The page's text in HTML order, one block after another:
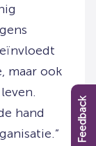
maar ook
hand
Feedback